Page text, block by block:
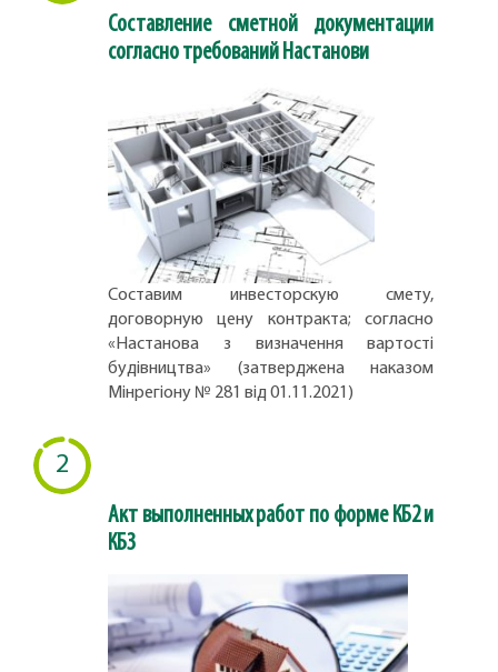
Составление сметной документации
согласно требований Настанови
Составим инвесторскую смету,
договорную цену контракта; согласно
«Настанова з визначення вартості
будівництва» (затверджена наказом
Мінрегіону № 281 від 01.11.2021)
2
Акт выполненных работ по форме КБ2 и
КБ3